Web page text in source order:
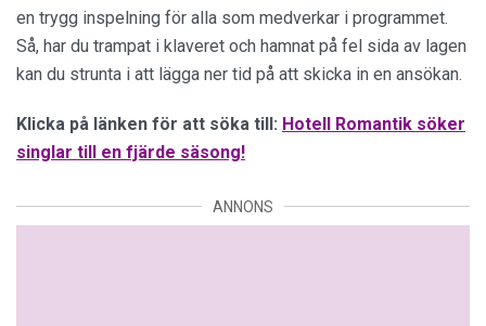
en trygg inspelning för alla som medverkar i programmet.
Så, har du trampat i klaveret och hamnat på fel sida av lagen
kan du strunta i att lägga ner tid på att skicka in en ansökan.
Klicka på länken för att söka till: Hotell Romantik söker
singlar till en fjärde säsong!
ANNONS